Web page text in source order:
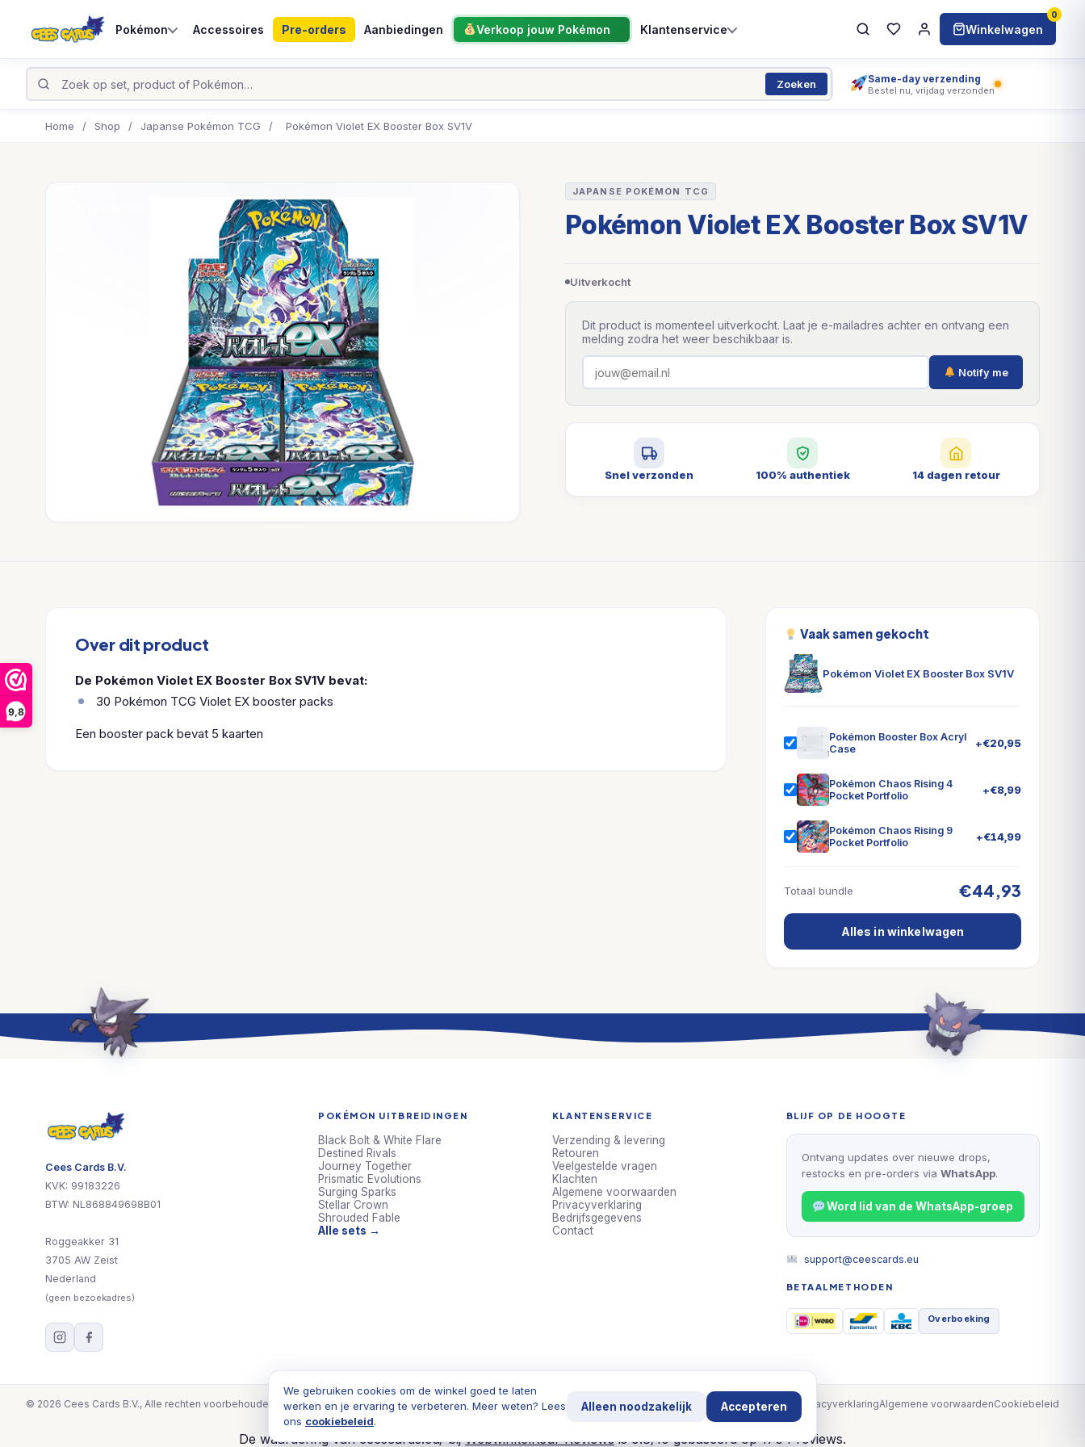
9,8
Pokémon Accessoires Pre-orders Aanbiedingen Verkoop jouw Pokémon Klantenservice Winkelwagen
0
Zoeken Same-day verzending
Bestel nu, vrijdag verzonden
Home / Shop / Japanse Pokémon TCG / Pokémon Violet EX Booster Box SV1V
JAPANSE POKÉMON TCG
Pokémon Violet EX Booster Box SV1V
Uitverkocht
Dit product is momenteel uitverkocht. Laat je e-mailadres achter en ontvang een
melding zodra het weer beschikbaar is.
Notify me
Snel verzonden 100% authentiek 14 dagen retour
Over dit product
De Pokémon Violet EX Booster Box SV1V bevat:
30 Pokémon TCG Violet EX booster packs
Een booster pack bevat 5 kaarten
Vaak samen gekocht
Pokémon Violet EX Booster Box SV1V
Pokémon Booster Box Acryl
Case
+€20,95
Pokémon Chaos Rising 4
Pocket Portfolio
+€8,99
Pokémon Chaos Rising 9
Pocket Portfolio
+€14,99
Totaal bundle €44,93
Alles in winkelwagen
Cees Cards B.V.
KVK: 99183226
BTW: NL868849698B01
Roggeakker 31
3705 AW Zeist
Nederland
(geen bezoekadres)
POKÉMON UITBREIDINGEN
Black Bolt & White Flare
Destined Rivals
Journey Together
Prismatic Evolutions
Surging Sparks
Stellar Crown
Shrouded Fable
Alle sets →
KLANTENSERVICE
Verzending & levering
Retouren
Veelgestelde vragen
Klachten
Algemene voorwaarden
Privacyverklaring
Bedrijfsgegevens
Contact
BLIJF OP DE HOOGTE
Ontvang updates over nieuwe drops,
restocks en pre-orders via WhatsApp.
Word lid van de WhatsApp-groep
support@ceescards.eu
BETAALMETHODEN
Overboeking
© 2026 Cees Cards B.V., Alle rechten voorbehouden PrivacyverklaringAlgemene voorwaardenCookiebeleid
We gebruiken cookies om de winkel goed te laten
werken en je ervaring te verbeteren. Meer weten? Lees
ons cookiebeleid.
Alleen noodzakelijk Accepteren
De waardering van ceescards.eu/ bijWebwinkelKeur Reviewsis 9.8/10 gebaseerd op 1764 reviews.